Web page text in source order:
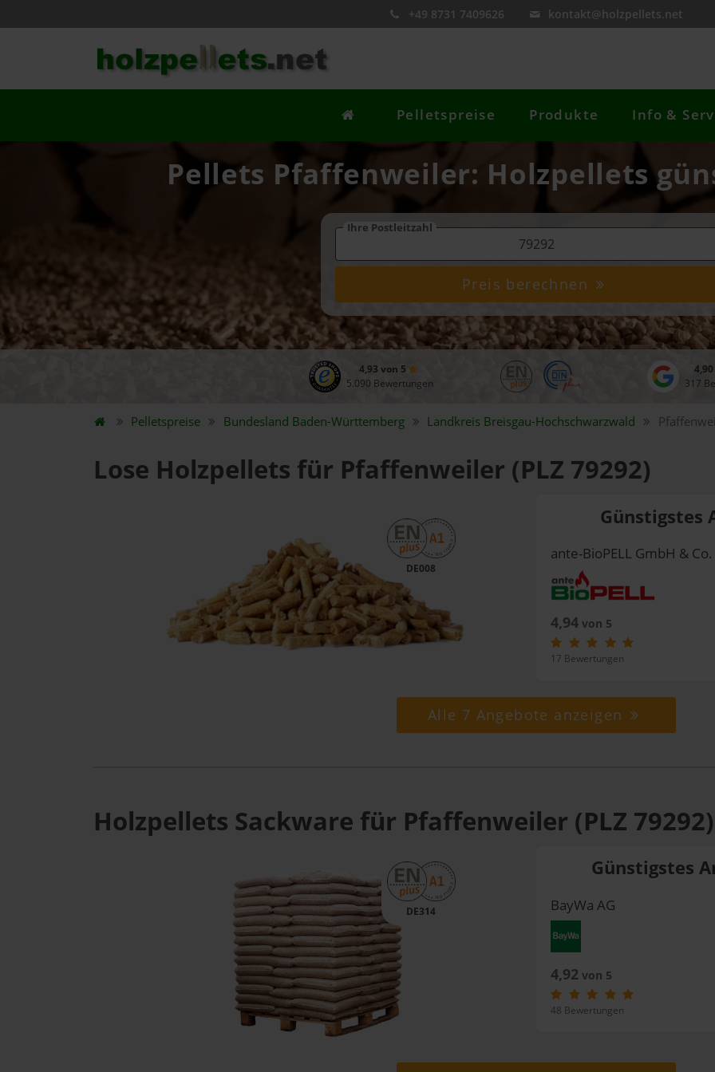
+49 8731 7409626 kontakt@holzpellets.net
Pelletspreise Produkte Info &
Pellets Pfaffenweiler: Holzpellets
Ihre Postleitzahl
Preis berechnen
4,93 von 5
5.090 Bewertungen
317
Pelletspreise Bundesland Baden-Württemberg Landkreis Breisgau-Hochschwarzwald
Lose Holzpellets für Pfaffenweiler (PLZ 79292)
DE008
Günstigstes
ante-BioPELL GmbH & Co.
4,94von 5
17 Bewertungen
Alle 7 Angebote anzeigen
Holzpellets Sackware für Pfaffenweiler (PLZ 79292)
DE314
Günstigstes
BayWa AG
4,92von 5
48 Bewertungen